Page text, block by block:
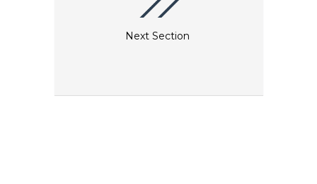
Next Section